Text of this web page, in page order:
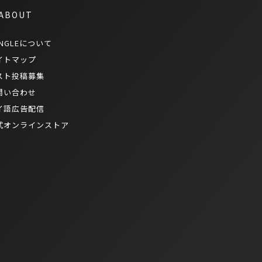
について
トマップ
ト投稿募集
い合わせ
語広告配信
オンラインストア